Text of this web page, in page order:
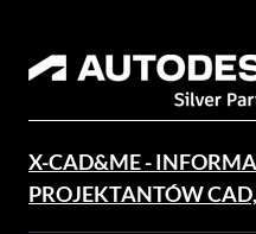
X-CAD&ME -
PROJEKTANTÓW